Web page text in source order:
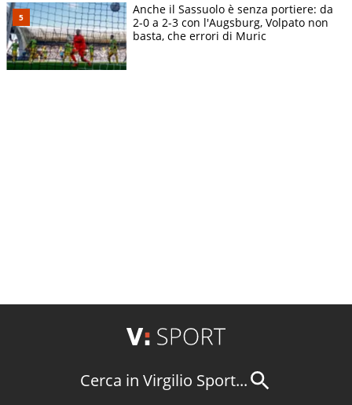
Anche il Sassuolo è senza portiere: da
2-0 a 2-3 con l'Augsburg, Volpato non
basta, che errori di Muric
Cerca in Virgilio Sport...